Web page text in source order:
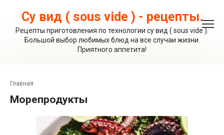
контентуСу вид ( sous vide ) - рецепты.
Рецепты приготовления по технологии су вид ( sous vide ).
Большой выбор любимых блюд на все случаи жизни.
Приятного аппетита!
Главная
морепродукты